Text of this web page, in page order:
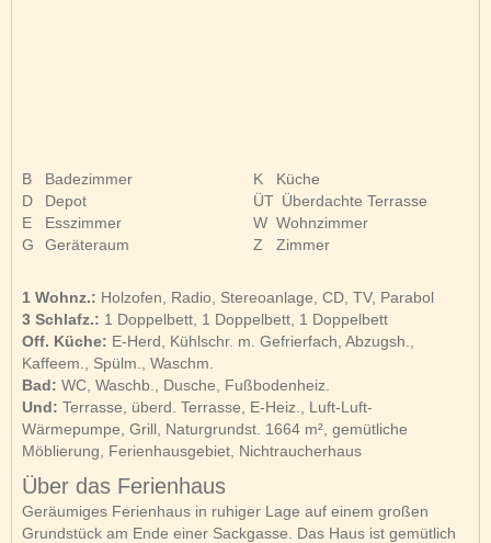
B
Badezimmer
D
Depot
E
Esszimmer
G
Geräteraum
K
Küche
ÜT Überdachte Terrasse
W Wohnzimmer
Z
Zimmer
1 Wohnz.: Holzofen, Radio, Stereoanlage, CD, TV, Parabol
3 Schlafz.: 1 Doppelbett, 1 Doppelbett, 1 Doppelbett
Off. Küche: E-Herd, Kühlschr. m. Gefrierfach, Abzugsh.,
Kaffeem., Spülm., Waschm.
Bad: WC, Waschb., Dusche, Fußbodenheiz.
Und: Terrasse, überd. Terrasse, E-Heiz., Luft-Luft-
Wärmepumpe, Grill, Naturgrundst. 1664 m², gemütliche
Möblierung, Ferienhausgebiet, Nichtraucherhaus
Über das Ferienhaus
Geräumiges Ferienhaus in ruhiger Lage auf einem großen
Grundstück am Ende einer Sackgasse. Das Haus ist gemütlich